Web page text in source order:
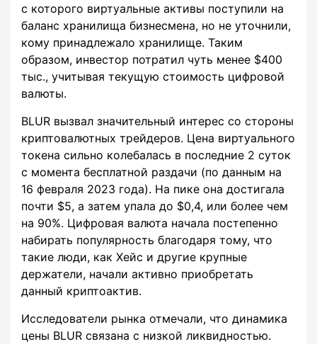
с которого виртуальные активы поступили на
баланс хранилища бизнесмена, но не уточнили,
кому принадлежало хранилище. Таким
образом, инвестор потратил чуть менее $400
тыс., учитывая текущую стоимость цифровой
валюты.
BLUR вызвал значительный интерес со стороны
криптовалютных трейдеров. Цена виртуального
токена сильно колебалась в последние 2 суток
с момента бесплатной раздачи (по данным на
16 февраля 2023 года). На пике она достигала
почти $5, а затем упала до $0,4, или более чем
на 90%. Цифровая валюта начала постепенно
набирать популярность благодаря тому, что
такие люди, как Хейс и другие крупные
держатели, начали активно приобретать
данный криптоактив.
Исследователи рынка отмечали, что динамика
цены BLUR связана с низкой ликвидностью.